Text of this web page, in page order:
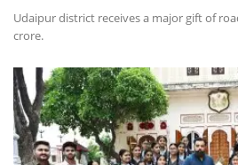
Udaipur district receives a major gift of
crore.